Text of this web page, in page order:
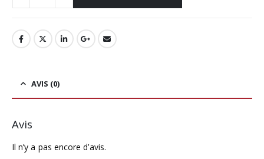
AVIS (0)
Avis
Il n’y a pas encore d’avis.